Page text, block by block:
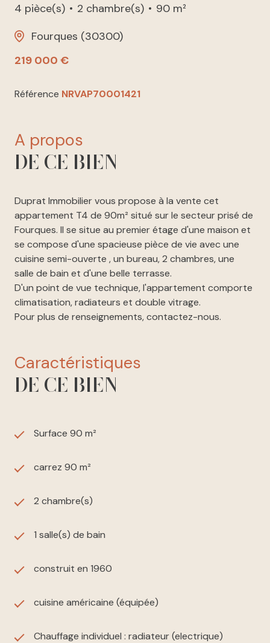
4 pièce(s)
2 chambre(s)
90 m²
Fourques (30300)
219 000 €
Référence NRVAP70001421
a propos
DE CE BIEN
Duprat Immobilier vous propose à la vente cet
appartement T4 de 90m² situé sur le secteur prisé de
Fourques. Il se situe au premier étage d'une maison et
se compose d'une spacieuse pièce de vie avec une
cuisine semi-ouverte , un bureau, 2 chambres, une
salle de bain et d'une belle terrasse.
D'un point de vue technique, l'appartement comporte
climatisation, radiateurs et double vitrage.
Pour plus de renseignements, contactez-nous.
caractéristiques
DE CE BIEN
Surface 90 m²
carrez 90 m²
2 chambre(s)
1 salle(s) de bain
construit en 1960
cuisine américaine (équipée)
Chauffage individuel : radiateur (electrique)